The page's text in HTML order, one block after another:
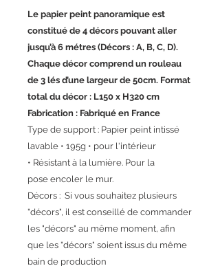
Le papier peint panoramique est
constitué de 4 décors pouvant aller
jusqu’à 6 métres (Décors : A, B, C, D).
Chaque décor comprend un rouleau
de 3 lés d’une largeur de 50cm. Format
total du décor : L150 x H320 cm
Fabrication : Fabriqué en France
Type de support : Papier peint intissé
lavable • 195g • pour l'intérieur
• Résistant à la lumière. Pour la
pose encoler le mur.
Décors : Si vous souhaitez plusieurs
"décors", il est conseillé de commander
les "décors" au même moment, afin
que les "décors" soient issus du même
bain de production